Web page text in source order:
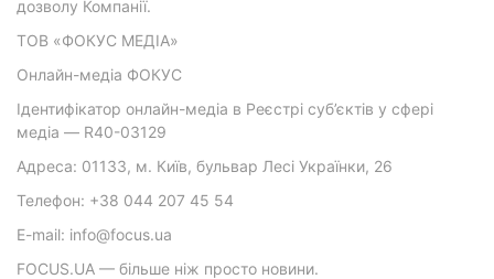
дозволу Компанії.
ТОВ «ФОКУС МЕДІА»
Онлайн-медіа ФОКУС
Ідентифікатор онлайн-медіа в Реєстрі суб’єктів у сфері
медіа — R40-03129
Адреса: 01133, м. Київ, бульвар Лесі Українки, 26
Телефон: +38 044 207 45 54
E-mail: info@focus.ua
FOCUS.UA — більше ніж просто новини.